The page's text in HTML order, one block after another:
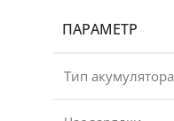
ПАРАМЕТР
Тип акумулятора